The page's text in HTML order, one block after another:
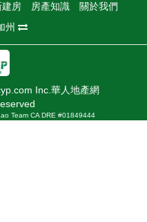
建房 房產知識
關於我們
州
Inc.華人地產網
Team CA DRE #01849444